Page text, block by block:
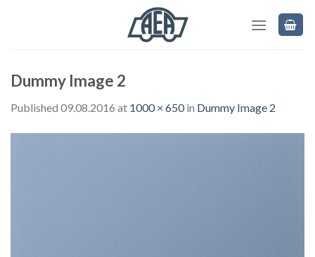
Dummy Image 2
Published 09.08.2016 at 1000 × 650in Dummy Image 2